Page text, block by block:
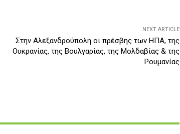
NEXT ARTICLE
Στην Αλεξανδρούπολη οι πρέσβης των ΗΠΑ, της
Ουκρανίας, της Βουλγαρίας, της Μολδαβίας & της
Ρουμανίας